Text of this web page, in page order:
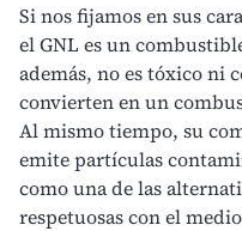
Si nos fijamos en sus
el GNL es un
además, no es tóxico ni
convierten en un
Al mismo tiempo, su
emite partículas
como una de las
respetuosas con el